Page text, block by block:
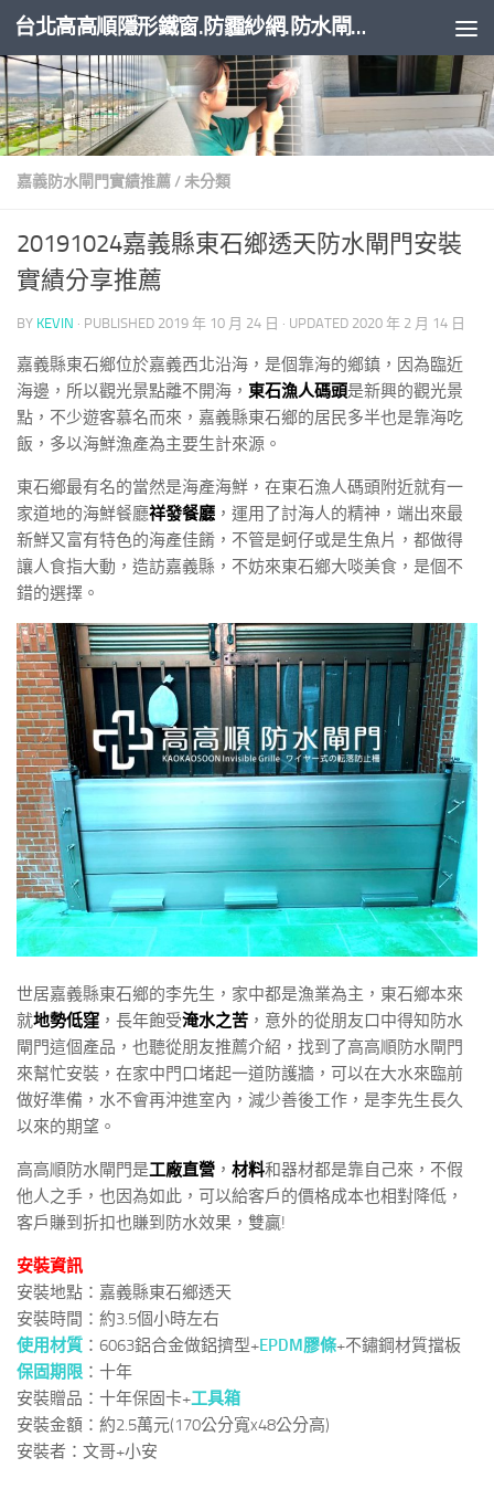
Skip to content 台北高高順隱形鐵窗.防霾紗網.防水閘門
嘉義防水閘門實績推薦/未分類
20191024嘉義縣東石鄉透天防水閘門安裝
實績分享推薦
BY KEVIN · PUBLISHED 2019 年 10 月 24 日 · UPDATED 2020 年 2 月 14 日
嘉義縣東石鄉位於嘉義西北沿海，是個靠海的鄉鎮，因為臨近
海邊，所以觀光景點離不開海， 東石漁人碼頭是新興的觀光景
點，不少遊客慕名而來，嘉義縣東石鄉的居民多半也是靠海吃
飯，多以海鮮漁產為主要生計來源。
東石鄉最有名的當然是海產海鮮，在東石漁人碼頭附近就有一
家道地的海鮮餐廳祥發餐廳 ，運用了討海人的精神，端出來最
新鮮又富有特色的海產佳餚，不管是蚵仔或是生魚片，都做得
讓人食指大動，造訪嘉義縣，不妨來東石鄉大啖美食，是個不
錯的選擇。
世居嘉義縣東石鄉的李先生，家中都是漁業為主，東石鄉本來
就地勢低窪 ，長年飽受淹水之苦 ，意外的從朋友口中得知防水
閘門這個產品，也聽從朋友推薦介紹，找到了高高順防水閘門
來幫忙安裝，在家中門口堵起一道防護牆，可以在大水來臨前
做好準備，水不會再沖進室內，減少善後工作，是李先生長久
以來的期望。
高高順防水閘門是工廠直營 ， 材料和器材都是靠自己來，不假
他人之手，也因為如此，可以給客戶的價格成本也相對降低，
客戶賺到折扣也賺到防水效果，雙贏!
安裝資訊
安裝地點：嘉義縣東石鄉透天
安裝時間：約3.5個小時左右
使用材質 ：6063鋁合金做鋁擠型+EPDM膠條+不鏽鋼材質擋板
保固期限 ：十年
安裝贈品：十年保固卡+工具箱
安裝金額：約2.5萬元(170公分寬x48公分高)
安裝者：文哥+小安